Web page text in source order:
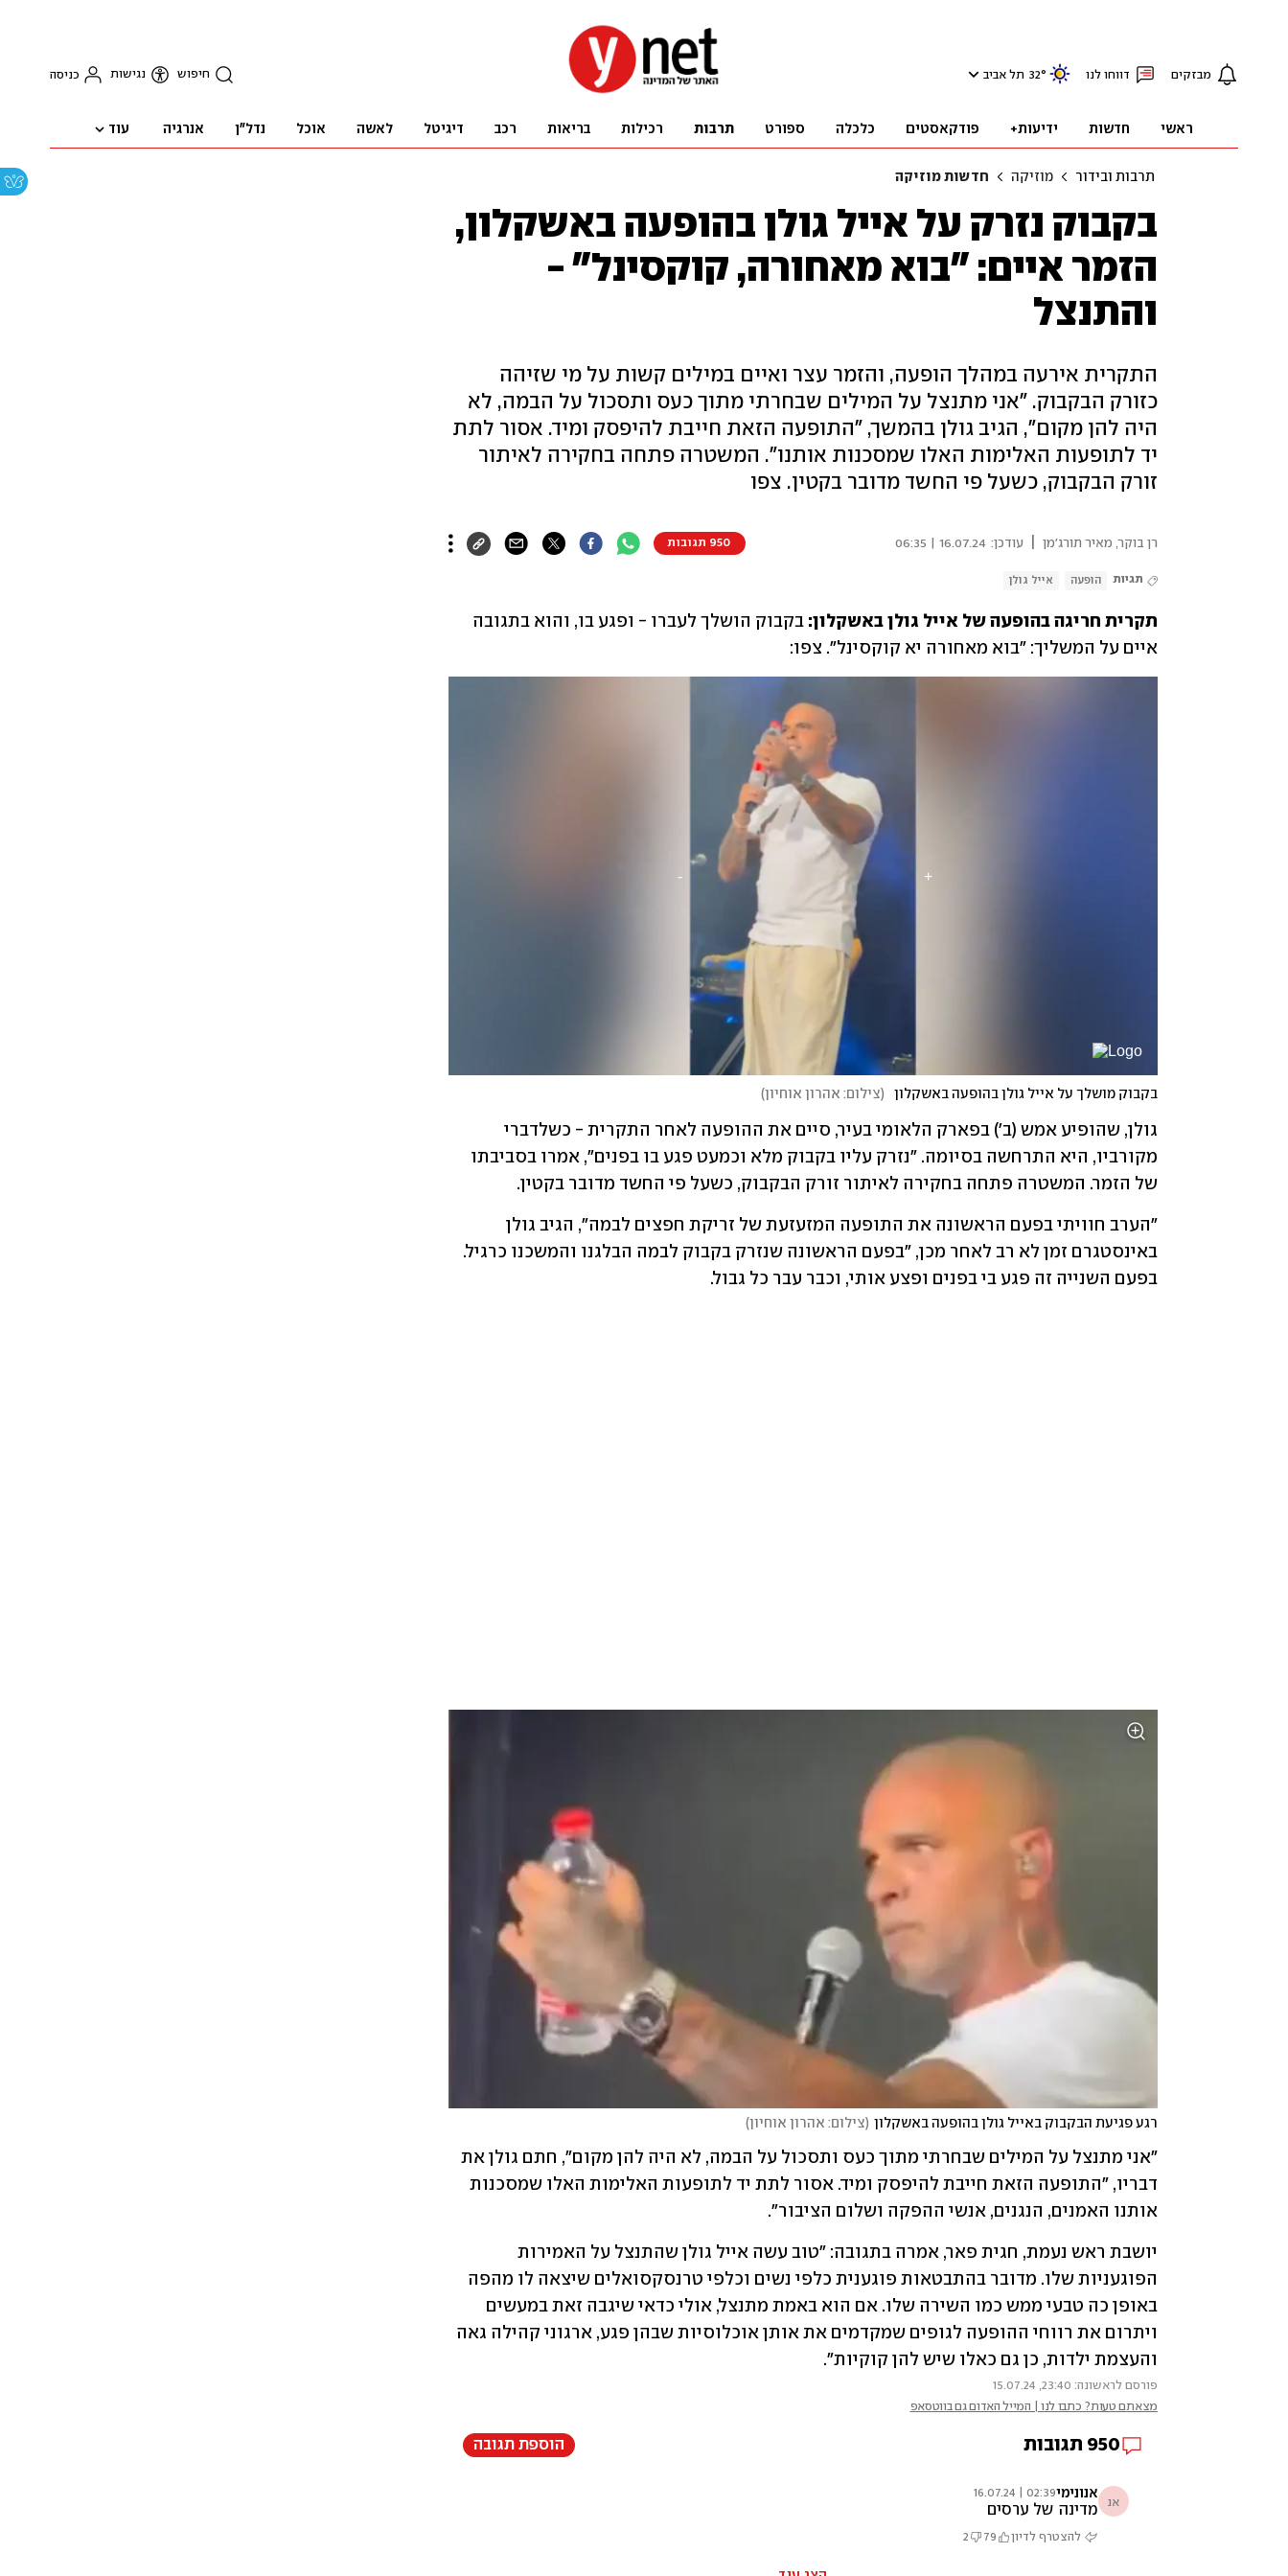
מבזקים דווחו לנו 32° תל אביב חיפוש נגישות כניסה
ראשי חדשות ידיעות+ פודקאסטים כלכלה ספורט תרבות רכילות בריאות רכב דיגיטל לאשה אוכל נדל"ן אנרגיה עוד
תרבות ובידור מוזיקה חדשות מוזיקה
בקבוק נזרק על אייל גולן בהופעה באשקלון,
הזמר איים: "בוא מאחורה, קוקסינל" -
והתנצל
התקרית אירעה במהלך הופעה, והזמר עצר ואיים במילים קשות על מי שזיהה
כזורק הבקבוק. "אני מתנצל על המילים שבחרתי מתוך כעס ותסכול על הבמה, לא
היה להן מקום", הגיב גולן בהמשך, "התופעה הזאת חייבת להיפסק ומיד. אסור לתת
יד לתופעות האלימות האלו שמסכנות אותנו". המשטרה פתחה בחקירה לאיתור
זורק הבקבוק, כשעל פי החשד מדובר בקטין. צפו
רן בוקר, מאיר תורג'מן עודכן: 16.07.24 | 06:35 950 תגובות
תגיות הופעה אייל גולן
תקרית חריגה בהופעה של אייל גולן באשקלון:
איים על המשליך: "בוא מאחורה יא קוקסינל". צפו:
בקבוק מושלך על אייל גולן בהופעה באשקלון (צילום: אהרון אוחיון)
של הזמר. המשטרה פתחה בחקירה לאיתור זורק הבקבוק, כשעל פי החשד מדובר בקטין.
בפעם השנייה זה פגע בי בפנים ופצע אותי, וכבר עבר כל גבול.
רגע פגיעת הבקבוק באייל גולן בהופעה באשקלון (צילום: אהרון אוחיון)
אותנו האמנים, הנגנים, אנשי ההפקה ושלום הציבור".
והעצמת ילדות, כן גם כאלו שיש להן קוקיות".
פורסם לראשונה: 23:40, 15.07.24
מצאתם טעות? כתבו לנו | המייל האדום גם בווטסאפ
950 תגובות הוספת תגובה
אנ אנונימי02:39 | 16.07.24
מדינה של ערסים
להצטרף לדיון 79
2